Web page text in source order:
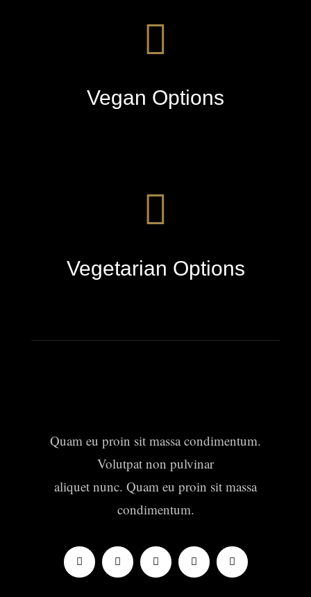
Vegan Options
Vegetarian Options
Quam eu proin sit massa condimentum.
Volutpat non pulvinar
aliquet nunc. Quam eu proin sit massa
condimentum.